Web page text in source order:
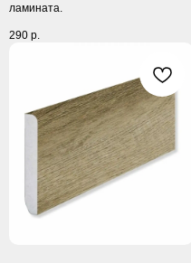
ламината.
290 р.